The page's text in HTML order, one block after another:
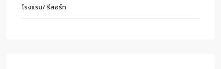
โรงแรม/ รีสอร์ท